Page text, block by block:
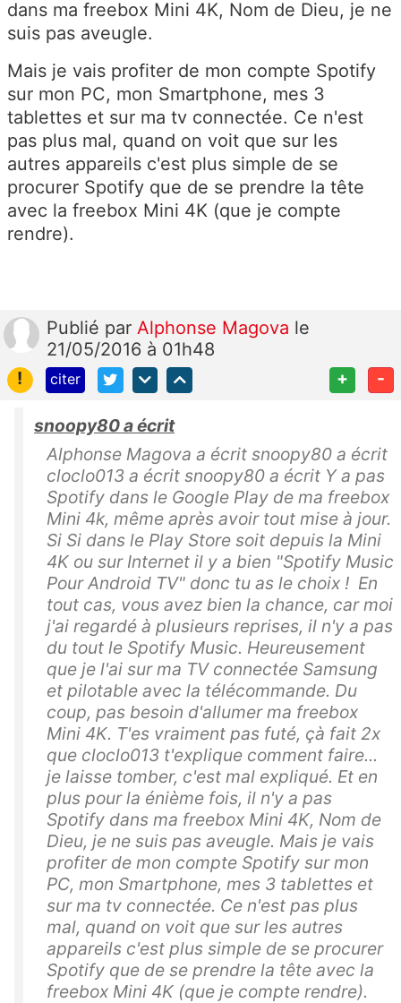
dans ma freebox Mini 4K, Nom de Dieu, je ne
suis pas aveugle.
Mais je vais profiter de mon compte Spotify
sur mon PC, mon Smartphone, mes 3
tablettes et sur ma tv connectée. Ce n'est
pas plus mal, quand on voit que sur les
autres appareils c'est plus simple de se
procurer Spotify que de se prendre la tête
avec la freebox Mini 4K (que je compte
rendre).
Publié par Alphonse Magova le
21/05/2016 à 01h48
!
citer + -
snoopy80 a écrit
Alphonse Magova a écrit snoopy80 a écrit
cloclo013 a écrit snoopy80 a écrit Y a pas
Spotify dans le Google Play de ma freebox
Mini 4k, même après avoir tout mise à jour.
Si Si dans le Play Store soit depuis la Mini
4K ou sur Internet il y a bien "Spotify Music
Pour Android TV" donc tu as le choix ! En
tout cas, vous avez bien la chance, car moi
j'ai regardé à plusieurs reprises, il n'y a pas
du tout le Spotify Music. Heureusement
que je l'ai sur ma TV connectée Samsung
et pilotable avec la télécommande. Du
coup, pas besoin d'allumer ma freebox
Mini 4K. T'es vraiment pas futé, çà fait 2x
que cloclo013 t'explique comment faire...
je laisse tomber, c'est mal expliqué. Et en
plus pour la énième fois, il n'y a pas
Spotify dans ma freebox Mini 4K, Nom de
Dieu, je ne suis pas aveugle. Mais je vais
profiter de mon compte Spotify sur mon
PC, mon Smartphone, mes 3 tablettes et
sur ma tv connectée. Ce n'est pas plus
mal, quand on voit que sur les autres
appareils c'est plus simple de se procurer
Spotify que de se prendre la tête avec la
freebox Mini 4K (que je compte rendre).